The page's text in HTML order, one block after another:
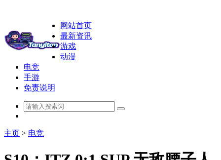
网站首页
最新资讯
游戏
动漫
电竞
手游
免责说明
主页 > 电竞